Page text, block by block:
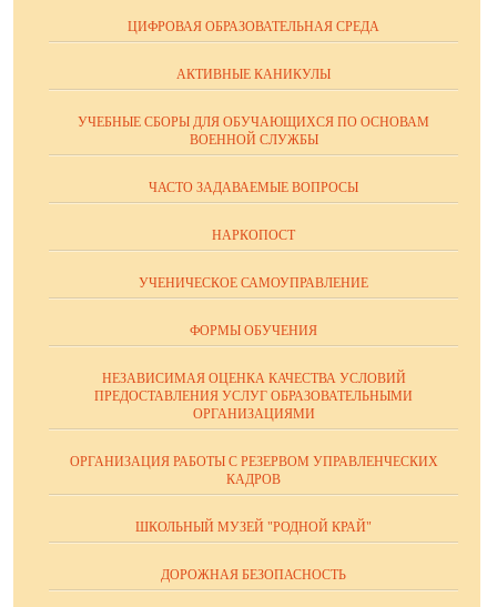
ЦИФРОВАЯ ОБРАЗОВАТЕЛЬНАЯ СРЕДА
АКТИВНЫЕ КАНИКУЛЫ
УЧЕБНЫЕ СБОРЫ ДЛЯ ОБУЧАЮЩИХСЯ ПО ОСНОВАМ
ВОЕННОЙ СЛУЖБЫ
ЧАСТО ЗАДАВАЕМЫЕ ВОПРОСЫ
НАРКОПОСТ
УЧЕНИЧЕСКОЕ САМОУПРАВЛЕНИЕ
ФОРМЫ ОБУЧЕНИЯ
НЕЗАВИСИМАЯ ОЦЕНКА КАЧЕСТВА УСЛОВИЙ
ПРЕДОСТАВЛЕНИЯ УСЛУГ ОБРАЗОВАТЕЛЬНЫМИ
ОРГАНИЗАЦИЯМИ
ОРГАНИЗАЦИЯ РАБОТЫ С РЕЗЕРВОМ УПРАВЛЕНЧЕСКИХ
КАДРОВ
ШКОЛЬНЫЙ МУЗЕЙ "РОДНОЙ КРАЙ"
ДОРОЖНАЯ БЕЗОПАСНОСТЬ